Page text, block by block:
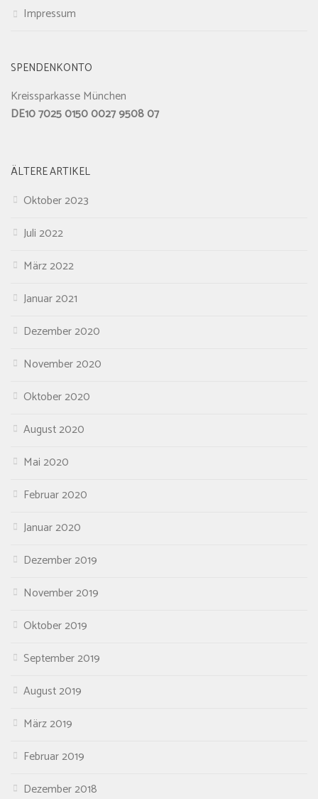
Impressum
SPENDENKONTO
Kreissparkasse München
DE10 7025 0150 0027 9508 07
ÄLTERE ARTIKEL
Oktober 2023
Juli 2022
März 2022
Januar 2021
Dezember 2020
November 2020
Oktober 2020
August 2020
Mai 2020
Februar 2020
Januar 2020
Dezember 2019
November 2019
Oktober 2019
September 2019
August 2019
März 2019
Februar 2019
Dezember 2018